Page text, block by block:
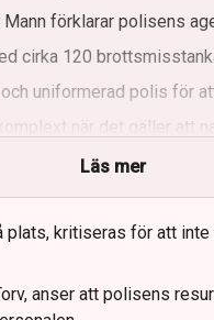
förklarar polisens
cirka 120
uniformerad polis för
när det gäller att
Läs mer
kritiseras för att
anser att polisens